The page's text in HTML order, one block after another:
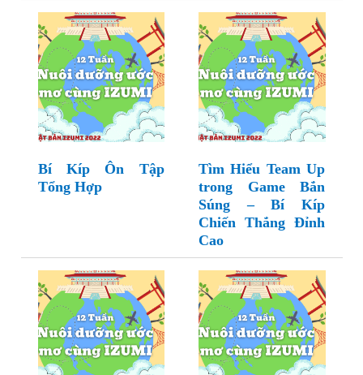
Bí Kíp Ôn Tập
Tổng Hợp
Tìm Hiểu Team Up
trong Game Bắn
Súng – Bí Kíp
Chiến Thắng Đỉnh
Cao